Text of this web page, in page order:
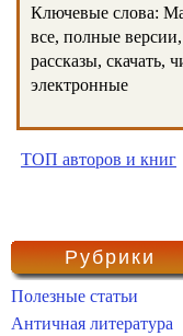
Ключевые слова:
все, полные
рассказы, скачать,
электронные
ТОП авторов и книг
Рубрики
Полезные статьи
Античная литература